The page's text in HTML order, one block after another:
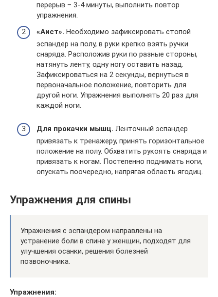
перерыв – 3-4 минуты, выполнить повтор
упражнения.
«Аист». Необходимо зафиксировать стопой
эспандер на полу, в руки крепко взять ручки
снаряда. Расположив руки по разные стороны,
натянуть ленту, одну ногу оставить назад.
Зафиксироваться на 2 секунды, вернуться в
первоначальное положение, повторить для
другой ноги. Упражнения выполнять 20 раз для
каждой ноги.
Для прокачки мышц. Ленточный эспандер
привязать к тренажеру, принять горизонтальное
положение на полу. Обхватить рукоять снаряда и
привязать к ногам. Постепенно поднимать ноги,
опускать поочередно, напрягая область ягодиц.
Упражнения для спины
Упражнения с эспандером направлены на
устранение боли в спине у женщин, подходят для
улучшения осанки, решения болезней
позвоночника.
Упражнения: